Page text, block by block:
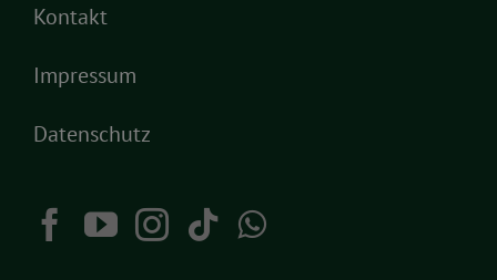
Kontakt
Impressum
Datenschutz